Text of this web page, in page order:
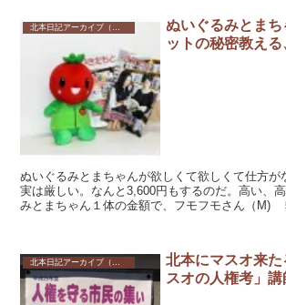
北本日記アーカイブ（記録保存）
ぬいぐるみとま
ットの秘密教える
ぬいぐるみとまちゃんが欲しくて欲しくて仕方が
実は厳しい。なんと3,600円もするのだ。高い、
みとまちゃん１体の金額で、フモフモさん（M)
北本にマスオ来
スオの人権考」講